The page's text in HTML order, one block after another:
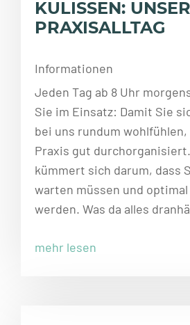
KULISSEN: UNSER
PRAXISALLTAG
Informationen
Jeden Tag ab 8 Uhr
Sie im Einsatz: Damit Sie
bei uns rundum
Praxis gut durchorganisiert.
kümmert sich darum, dass
warten müssen und
werden. Was da alles
mehr lesen